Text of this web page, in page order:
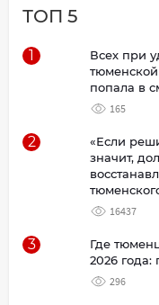
ТОП 5
1
Всех при
тюменской
попала в
165
2
«Если
значит,
16437
3
Где
2026
296